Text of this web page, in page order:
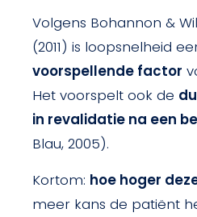
Volgens Bohannon &
(2011) is loopsnelheid
voorspellende factor
Het voorspelt ook de
in revalidatie na een
Blau, 2005).
Kortom: hoe hoger
meer kans de patiënt